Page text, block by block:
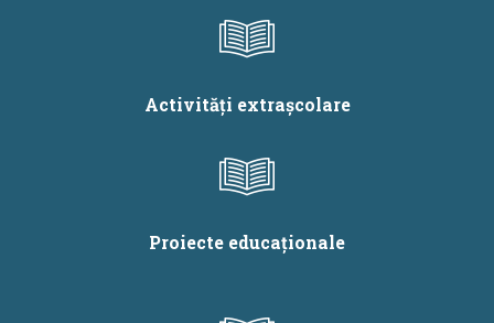
Activități extrașcolare
Proiecte educaționale